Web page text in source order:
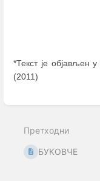
*Текст је објављен
(2011)
mode
Претходни
БУКОВЧЕ